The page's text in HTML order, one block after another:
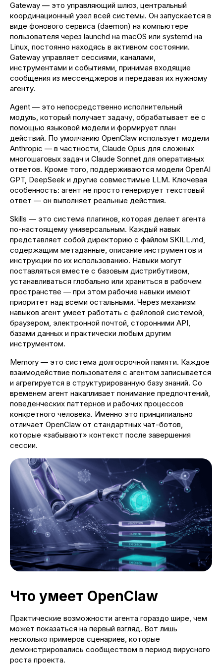
Gateway — это управляющий шлюз, центральный
координационный узел всей системы. Он запускается в
виде фонового сервиса (daemon) на компьютере
пользователя через launchd на macOS или systemd на
Linux, постоянно находясь в активном состоянии.
Gateway управляет сессиями, каналами,
инструментами и событиями, принимая входящие
сообщения из мессенджеров и передавая их нужному
агенту.
Agent — это непосредственно исполнительный
модуль, который получает задачу, обрабатывает её с
помощью языковой модели и формирует план
действий. По умолчанию OpenClaw использует модели
Anthropic — в частности, Claude Opus для сложных
многошаговых задач и Claude Sonnet для оперативных
ответов. Кроме того, поддерживаются модели OpenAI
GPT, DeepSeek и другие совместимые LLM. Ключевая
особенность: агент не просто генерирует текстовый
ответ — он выполняет реальные действия.
Skills — это система плагинов, которая делает агента
по-настоящему универсальным. Каждый навык
представляет собой директорию с файлом SKILL.md,
содержащим метаданные, описание инструментов и
инструкции по их использованию. Навыки могут
поставляться вместе с базовым дистрибутивом,
устанавливаться глобально или храниться в рабочем
пространстве — при этом рабочие навыки имеют
приоритет над всеми остальными. Через механизм
навыков агент умеет работать с файловой системой,
браузером, электронной почтой, сторонними API,
базами данных и практически любым другим
инструментом.
Memory — это система долгосрочной памяти. Каждое
взаимодействие пользователя с агентом записывается
и агрегируется в структурированную базу знаний. Со
временем агент накапливает понимание предпочтений,
поведенческих паттернов и рабочих процессов
конкретного человека. Именно это принципиально
отличает OpenClaw от стандартных чат-ботов,
которые «забывают» контекст после завершения
сессии.
Что умеет OpenClaw
Практические возможности агента гораздо шире, чем
может показаться на первый взгляд. Вот лишь
несколько примеров сценариев, которые
демонстрировались сообществом в период вирусного
роста проекта.